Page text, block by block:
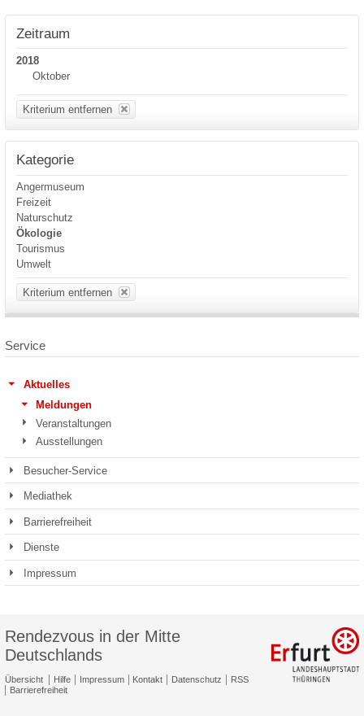
Zeitraum
2018
Oktober
Kriterium entfernen
Kategorie
Angermuseum
Freizeit
Naturschutz
Ökologie
Tourismus
Umwelt
Kriterium entfernen
Service
Aktuelles
Meldungen
Veranstaltungen
Ausstellungen
Besucher-Service
Mediathek
Barrierefreiheit
Dienste
Impressum
Rendezvous in der Mitte
Deutschlands
Übersicht Hilfe Impressum Kontakt Datenschutz
RSS
Barrierefreiheit